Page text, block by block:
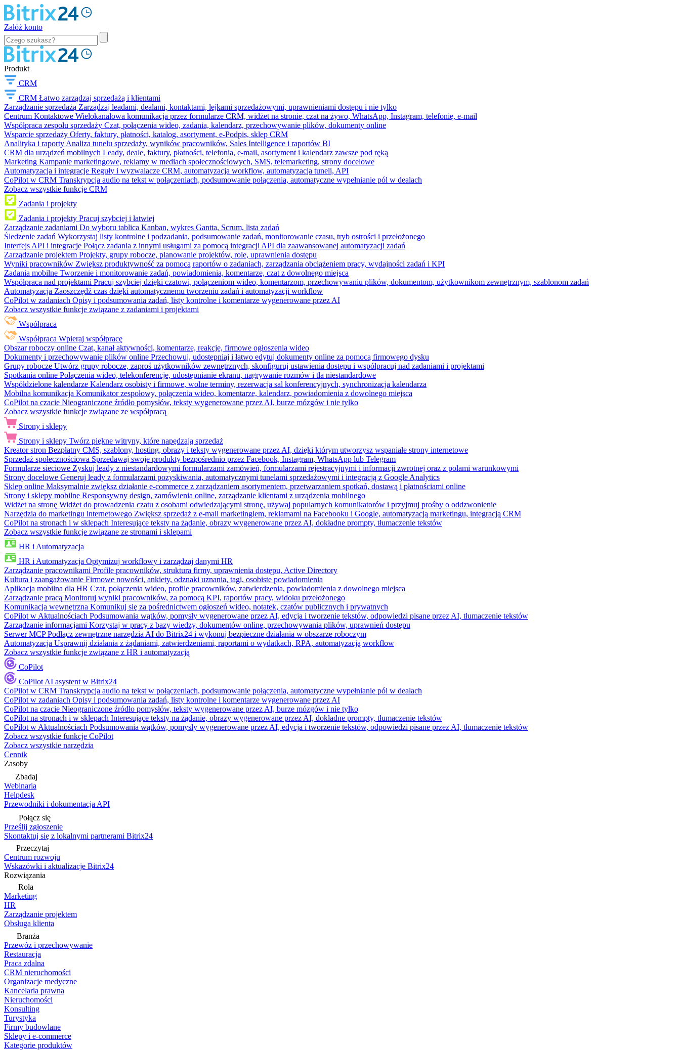
Załóż konto
Produkt
CRM
CRM Łatwo zarządzaj sprzedażą i klientami
Zarządzanie sprzedażą Zarządzaj leadami, dealami, kontaktami, lejkami sprzedażowymi, uprawnieniami dostępu i nie tylko
Centrum Kontaktowe Wielokanałowa komunikacja przez formularze CRM, widżet na stronie, czat na żywo, WhatsApp, Instagram, telefonię, e-mail
Współpraca zespołu sprzedaży Czat, połączenia wideo, zadania, kalendarz, przechowywanie plików, dokumenty online
Wsparcie sprzedaży Oferty, faktury, płatności, katalog, asortyment, e-Podpis, sklep CRM
Analityka i raporty Analiza tunelu sprzedaży, wyników pracowników, Sales Intelligence i raportów BI
CRM dla urządzeń mobilnych Leady, deale, faktury, płatności, telefonia, e-mail, asortyment i kalendarz zawsze pod ręką
Marketing Kampanie marketingowe, reklamy w mediach społecznościowych, SMS, telemarketing, strony docelowe
Automatyzacja i integracje Reguły i wyzwalacze CRM, automatyzacja workflow, automatyzacja tuneli, API
CoPilot w CRM Transkrypcja audio na tekst w połączeniach, podsumowanie połączenia, automatyczne wypełnianie pól w dealach
Zobacz wszystkie funkcje CRM
Zadania i projekty
Zadania i projekty Pracuj szybciej i łatwiej
Zarządzanie zadaniami Do wyboru tablica Kanban, wykres Gantta, Scrum, lista zadań
Śledzenie zadań Wykorzystaj listy kontrolne i podzadania, podsumowanie zadań, monitorowanie czasu, tryb ostrości i przełożonego
Interfejs API i integracje Połącz zadania z innymi usługami za pomocą integracji API dla zaawansowanej automatyzacji zadań
Zarządzanie projektem Projekty, grupy robocze, planowanie projektów, role, uprawnienia dostępu
Wyniki pracowników Zwiększ produktywność za pomocą raportów o zadaniach, zarządzania obciążeniem pracy, wydajności zadań i KPI
Zadania mobilne Tworzenie i monitorowanie zadań, powiadomienia, komentarze, czat z dowolnego miejsca
Współpraca nad projektami Pracuj szybciej dzięki czatowi, połączeniom wideo, komentarzom, przechowywaniu plików, dokumentom, użytkownikom zewnętrznym, szablonom zadań
Automatyzacja Zaoszczędź czas dzięki automatycznemu tworzeniu zadań i automatyzacji workflow
CoPilot w zadaniach Opisy i podsumowania zadań, listy kontrolne i komentarze wygenerowane przez AI
Zobacz wszystkie funkcje związane z zadaniami i projektami
Współpraca
Współpraca Wpieraj współpracę
Obszar roboczy online Czat, kanał aktywności, komentarze, reakcje, firmowe ogłoszenia wideo
Dokumenty i przechowywanie plików online Przechowuj, udostępniaj i łatwo edytuj dokumenty online za pomocą firmowego dysku
Grupy robocze Utwórz grupy robocze, zaproś użytkowników zewnętrznych, skonfiguruj ustawienia dostępu i współpracuj nad zadaniami i projektami
Spotkania online Połączenia wideo, telekonferencje, udostępnianie ekranu, nagrywanie rozmów i tła niestandardowe
Współdzielone kalendarze Kalendarz osobisty i firmowe, wolne terminy, rezerwacja sal konferencyjnych, synchronizacja kalendarza
Mobilna komunikacja Komunikator zespołowy, połączenia wideo, komentarze, kalendarz, powiadomienia z dowolnego miejsca
CoPilot na czacie Nieograniczone źródło pomysłów, teksty wygenerowane przez AI, burze mózgów i nie tylko
Zobacz wszystkie funkcje związane ze współpracą
Strony i sklepy
Strony i sklepy Twórz piękne witryny, które napędzają sprzedaż
Kreator stron Bezpłatny CMS, szablony, hosting, obrazy i teksty wygenerowane przez AI, dzięki którym utworzysz wspaniałe strony internetowe
Sprzedaż społecznościowa Sprzedawaj swoje produkty bezpośrednio przez Facebook, Instagram, WhatsApp lub Telegram
Formularze sieciowe Zyskuj leady z niestandardowymi formularzami zamówień, formularzami rejestracyjnymi i informacji zwrotnej oraz z polami warunkowymi
Strony docelowe Generuj leady z formularzami pozyskiwania, automatycznymi tunelami sprzedażowymi i integracją z Google Analytics
Sklep online Maksymalnie zwiększ działanie e-commerce z zarządzaniem asortymentem, przetwarzaniem spotkań, dostawą i płatnościami online
Strony i sklepy mobilne Responsywny design, zamówienia online, zarządzanie klientami z urządzenia mobilnego
Widżet na stronę Widżet do prowadzenia czatu z osobami odwiedzającymi stronę, używaj popularnych komunikatorów i przyjmuj prośby o oddzwonienie
Narzędzia do marketingu internetowego Zwiększ sprzedaż z e-mail marketingiem, reklamami na Facebooku i Google, automatyzacją marketingu, integracją CRM
CoPilot na stronach i w sklepach Interesujące teksty na żądanie, obrazy wygenerowane przez AI, dokładne prompty, tłumaczenie tekstów
Zobacz wszystkie funkcje związane ze stronami i sklepami
HR i Automatyzacja
HR i Automatyzacja Optymizuj workflowy i zarządzaj danymi HR
Zarządzanie pracownikami Profile pracowników, struktura firmy, uprawnienia dostępu, Active Directory
Kultura i zaangażowanie Firmowe nowości, ankiety, odznaki uznania, tagi, osobiste powiadomienia
Aplikacja mobilna dla HR Czat, połączenia wideo, profile pracowników, zatwierdzenia, powiadomienia z dowolnego miejsca
Zarządzanie pracą Monitoruj wyniki pracowników, za pomocą KPI, raportów pracy, widoku przełożonego
Komunikacja wewnętrzna Komunikuj się za pośrednictwem ogłoszeń wideo, notatek, czatów publicznych i prywatnych
CoPilot w Aktualnościach Podsumowania wątków, pomysły wygenerowane przez AI, edycja i tworzenie tekstów, odpowiedzi pisane przez AI, tłumaczenie tekstów
Zarządzanie informacjami Korzystaj w pracy z bazy wiedzy, dokumentów online, przechowywania plików, uprawnień dostępu
Serwer MCP Podłącz zewnętrzne narzędzia AI do Bitrix24 i wykonuj bezpieczne działania w obszarze roboczym
Automatyzacja Usprawnij działania z żądaniami, zatwierdzeniami, raportami o wydatkach, RPA, automatyzacją workflow
Zobacz wszystkie funkcje związane z HR i automatyzacją
CoPilot
CoPilot AI asystent w Bitrix24
CoPilot w CRM Transkrypcja audio na tekst w połączeniach, podsumowanie połączenia, automatyczne wypełnianie pól w dealach
CoPilot w zadaniach Opisy i podsumowania zadań, listy kontrolne i komentarze wygenerowane przez AI
CoPilot na czacie Nieograniczone źródło pomysłów, teksty wygenerowane przez AI, burze mózgów i nie tylko
CoPilot na stronach i w sklepach Interesujące teksty na żądanie, obrazy wygenerowane przez AI, dokładne prompty, tłumaczenie tekstów
CoPilot w Aktualnościach Podsumowania wątków, pomysły wygenerowane przez AI, edycja i tworzenie tekstów, odpowiedzi pisane przez AI, tłumaczenie tekstów
Zobacz wszystkie funkcje CoPilot
Zobacz wszystkie narzędzia
Cennik
Zasoby
Zbadaj
Webinaria
Helpdesk
Przewodniki i dokumentacja API
Połącz się
Prześlij zgłoszenie
Skontaktuj się z lokalnymi partnerami Bitrix24
Przeczytaj
Centrum rozwoju
Wskazówki i aktualizacje Bitrix24
Rozwiązania
Rola
Marketing
HR
Zarządzanie projektem
Obsługa klienta
Branża
Przewóz i przechowywanie
Restauracja
Praca zdalna
CRM nieruchomości
Organizacje medyczne
Kancelaria prawna
Nieruchomości
Konsulting
Turystyka
Firmy budowlane
Sklepy i e-commerce
Kategorie produktów